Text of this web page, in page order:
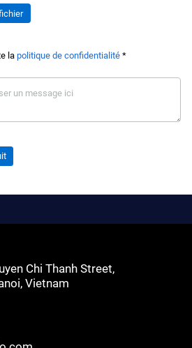
la politique de confidentialité *
Chi Thanh Street,
Vietnam